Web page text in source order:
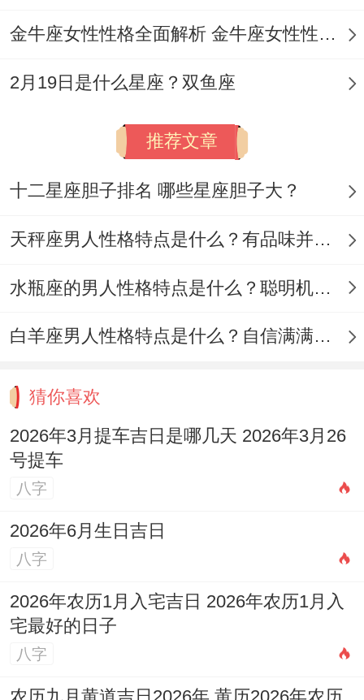
系~牛蛇组合在制造业的成功率达73%（数
据）- 因属牛人善用传统经历 规避技术风
把长期价值投资，在房的产、大宗商品领域
财富裂变器：生肖鸡的创新引擎 流量变现密
码！鸡蛇搭档在自媒体行业的头部账号占比
升成闭环（例子）！
技术创新突破，某生物科技公司的鸡蛇研发
财富润滑剂:生肖羊的协同效应；团队凝聚力
建设 -羊的未土生巳火；属羊人善用柔性管
理提升团队效率（指出“一动一静搭配提升
决策理性”）。
客户关系维护,在服务业 羊蛇组合的客户续
约率比其他组合高18个百分点。
财富预警为你:生肖鼠的精细运营- 成本控制
体系 鼠蛇组合的企业管理费用可比同行降低
金牛座女性性格全面解析 金牛座女性性格与脾气全揭秘
2月19日是什么星座？双鱼座
推荐文章
十二星座胆子排名 哪些星座胆子大？
天秤座男人性格特点是什么？有品味并注重美感
水瓶座的男人性格特点是什么？聪明机智理性冷静
白羊座男人性格特点是什么？自信满满但缺乏耐心
猜你喜欢
2026年3月提车吉日是哪几天 2026年3月26
号提车
八字
2026年6月生日吉日
八字
2026年农历1月入宅吉日 2026年农历1月入
宅最好的日子
八字